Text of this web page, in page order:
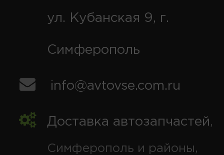
ул. Кубанская 9, г.
Симферополь
info@avtovse.com.ru
Доставка автозапчастей,
Симферополь и районы,